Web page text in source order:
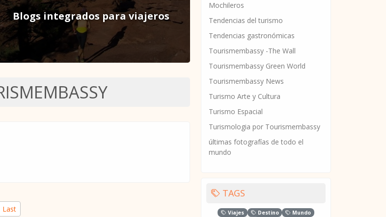
Blogs integrados para viajeros
Last
Mochileros
Tendencias del turismo
Tendencias gastronómicas
Tourismembassy -The Wall
Tourismembassy Green World
Tourismembassy News
Turismo Arte y Cultura
Turismo Espacial
Turismologia por Tourismembassy
últimas fotografías de todo el
mundo
TAGS
Viajes Destino
Mundo